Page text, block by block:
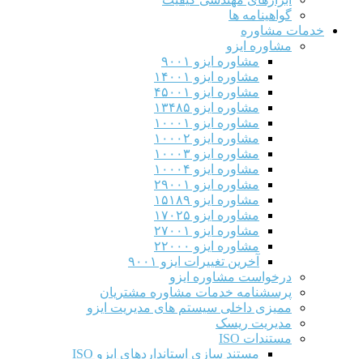
گواهینامه ها
خدمات مشاوره
مشاوره ایزو
مشاوره ایزو ۹۰۰۱
مشاوره ایزو ۱۴۰۰۱
مشاوره ایزو ۴۵۰۰۱
مشاوره ایزو ۱۳۴۸۵
مشاوره ایزو ۱۰۰۰۱
مشاوره ایزو ۱۰۰۰۲
مشاوره ایزو ۱۰۰۰۳
مشاوره ایزو ۱۰۰۰۴
مشاوره ایزو ۲۹۰۰۱
مشاوره ایزو ۱۵۱۸۹
مشاوره ایزو ۱۷۰۲۵
مشاوره ایزو ۲۷۰۰۱
مشاوره ایزو ۲۲۰۰۰
آخرین تغییرات ایزو ۹۰۰۱
درخواست مشاوره ایزو
پرسشنامه خدمات مشاوره مشتریان
ممیزی داخلی سیستم های مدیریت ایزو
مدیریت ریسک
مستندات ISO
مستند سازی استانداردهای ایزو ISO